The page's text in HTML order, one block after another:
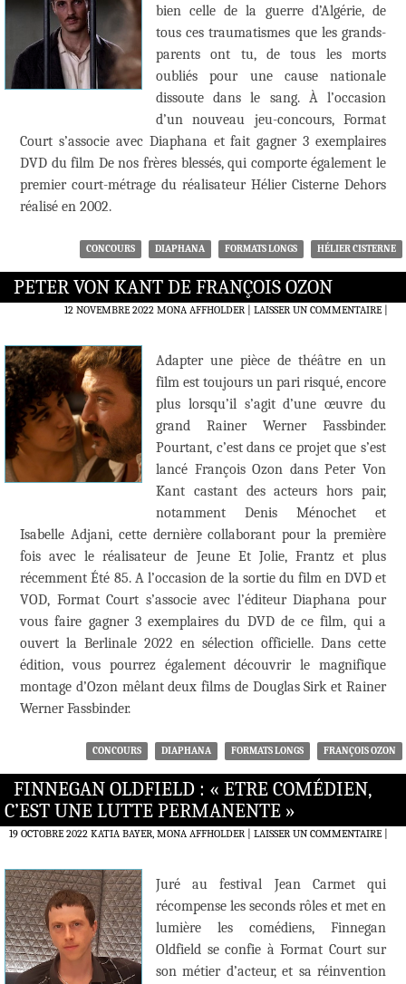
bien celle de la guerre d’Algérie, de
tous ces traumatismes que les grands-
parents ont tu, de tous les morts
oubliés pour une cause nationale
dissoute dans le sang. À l’occasion
d’un nouveau jeu-concours, Format
Court s’associe avec Diaphana et fait gagner 3 exemplaires
DVD du film De nos frères blessés, qui comporte également le
premier court-métrage du réalisateur Hélier Cisterne Dehors
réalisé en 2002.
CONCOURS DIAPHANA FORMATS LONGS HÉLIER CISTERNE
PETER VON KANT DE FRANÇOIS OZON
12 NOVEMBRE 2022 MONA AFFHOLDER LAISSER UN COMMENTAIRE|
Adapter une pièce de théâtre en un
film est toujours un pari risqué, encore
plus lorsqu’il s’agit d’une œuvre du
grand Rainer Werner Fassbinder.
Pourtant, c’est dans ce projet que s’est
lancé François Ozon dans Peter Von
Kant castant des acteurs hors pair,
notamment Denis Ménochet et
Isabelle Adjani, cette dernière collaborant pour la première
fois avec le réalisateur de Jeune Et Jolie, Frantz et plus
récemment Été 85. A l’occasion de la sortie du film en DVD et
VOD, Format Court s’associe avec l’éditeur Diaphana pour
vous faire gagner 3 exemplaires du DVD de ce film, qui a
ouvert la Berlinale 2022 en sélection officielle. Dans cette
édition, vous pourrez également découvrir le magnifique
montage d’Ozon mêlant deux films de Douglas Sirk et Rainer
Werner Fassbinder.
CONCOURS DIAPHANA FORMATS LONGS FRANÇOIS OZON
FINNEGAN OLDFIELD : « ETRE COMÉDIEN,
C’EST UNE LUTTE PERMANENTE »
19 OCTOBRE 2022 KATIA BAYER, MONA AFFHOLDER LAISSER UN COMMENTAIRE|
Juré au festival Jean Carmet qui
récompense les seconds rôles et met en
lumière les comédiens, Finnegan
Oldfield se confie à Format Court sur
son métier d’acteur, et sa réinvention